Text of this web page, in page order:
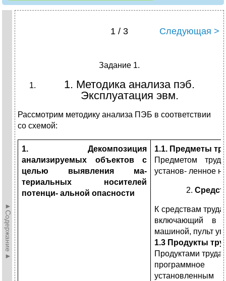
►Содержание►
1 / 3 Следующая >
Задание 1.
1. Методика анализа пэб.
Эксплуатация эвм.
Рассмотрим методику анализа ПЭБ в соответствии
со схемой:
1. Декомпозиция
анализируемых объектов с
целью выявления ма-
териальных носителей
потенци- альной опасности
1.1. Предметы
Предметом
установ- ленное
К средствам
включающий в
машиной, пульт
1.3 Продукты
Продуктами
программное